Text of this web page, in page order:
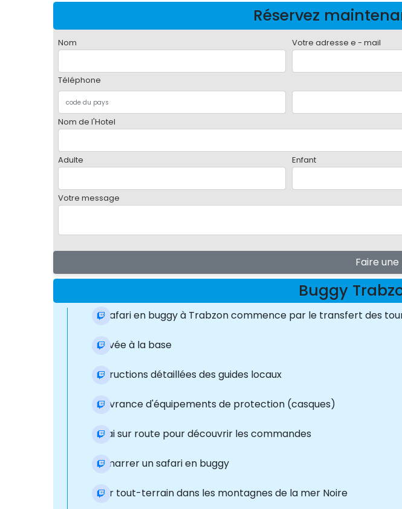
Réservez
Nom Votre adresse e - mail
Téléphone
Nom de l'Hotel
Adulte Enfant
Votre message
Faire
Buggy
Le safari en buggy à Trabzon commence par le transfert des
Arrivée à la base
Instructions détaillées des guides locaux
Délivrance d'équipements de protection (casques)
Essai sur route pour découvrir les commandes
Démarrer un safari en buggy
Tour tout-terrain dans les montagnes de la mer Noire